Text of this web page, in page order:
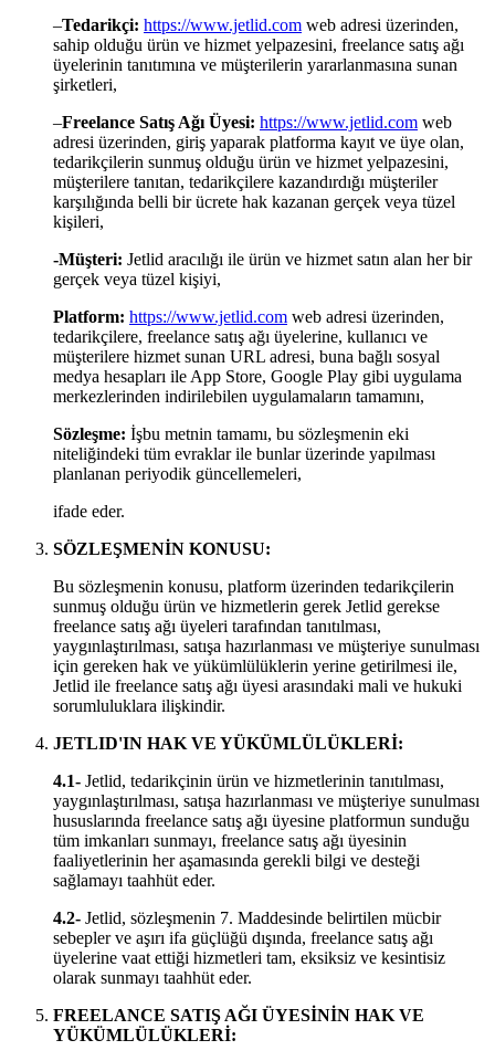
–Tedarikçi: https://www.jetlid.com web adresi üzerinden,
sahip olduğu ürün ve hizmet yelpazesini, freelance satış ağı
üyelerinin tanıtımına ve müşterilerin yararlanmasına sunan
şirketleri,
–Freelance Satış Ağı Üyesi: https://www.jetlid.com web
adresi üzerinden, giriş yaparak platforma kayıt ve üye olan,
tedarikçilerin sunmuş olduğu ürün ve hizmet yelpazesini,
müşterilere tanıtan, tedarikçilere kazandırdığı müşteriler
karşılığında belli bir ücrete hak kazanan gerçek veya tüzel
kişileri,
-Müşteri: Jetlid aracılığı ile ürün ve hizmet satın alan her bir
gerçek veya tüzel kişiyi,
Platform: https://www.jetlid.com web adresi üzerinden,
tedarikçilere, freelance satış ağı üyelerine, kullanıcı ve
müşterilere hizmet sunan URL adresi, buna bağlı sosyal
medya hesapları ile App Store, Google Play gibi uygulama
merkezlerinden indirilebilen uygulamaların tamamını,
Sözleşme: İşbu metnin tamamı, bu sözleşmenin eki
niteliğindeki tüm evraklar ile bunlar üzerinde yapılması
planlanan periyodik güncellemeleri,
ifade eder.
SÖZLEŞMENİN KONUSU:
Bu sözleşmenin konusu, platform üzerinden tedarikçilerin
sunmuş olduğu ürün ve hizmetlerin gerek Jetlid gerekse
freelance satış ağı üyeleri tarafından tanıtılması,
yaygınlaştırılması, satışa hazırlanması ve müşteriye sunulması
için gereken hak ve yükümlülüklerin yerine getirilmesi ile,
Jetlid ile freelance satış ağı üyesi arasındaki mali ve hukuki
sorumluluklara ilişkindir.
JETLID'IN HAK VE YÜKÜMLÜLÜKLERİ:
4.1- Jetlid, tedarikçinin ürün ve hizmetlerinin tanıtılması,
yaygınlaştırılması, satışa hazırlanması ve müşteriye sunulması
hususlarında freelance satış ağı üyesine platformun sunduğu
tüm imkanları sunmayı, freelance satış ağı üyesinin
faaliyetlerinin her aşamasında gerekli bilgi ve desteği
sağlamayı taahhüt eder.
4.2- Jetlid, sözleşmenin 7. Maddesinde belirtilen mücbir
sebepler ve aşırı ifa güçlüğü dışında, freelance satış ağı
üyelerine vaat ettiği hizmetleri tam, eksiksiz ve kesintisiz
olarak sunmayı taahhüt eder.
FREELANCE SATIŞ AĞI ÜYESİNİN HAK VE
YÜKÜMLÜLÜKLERİ: